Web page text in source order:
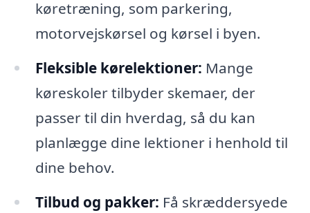
køretræning, som parkering,
motorvejskørsel og kørsel i byen.
Fleksible kørelektioner: Mange
køreskoler tilbyder skemaer, der
passer til din hverdag, så du kan
planlægge dine lektioner i henhold til
dine behov.
Tilbud og pakker: Få skræddersyede